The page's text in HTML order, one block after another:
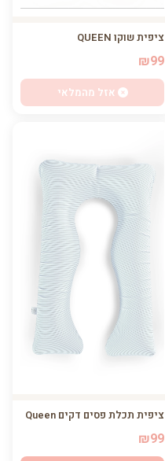
ציפית שוקו QUEEN
₪99
אזל מהמלאי
ציפית תכלת פסים דקים Queen
₪99